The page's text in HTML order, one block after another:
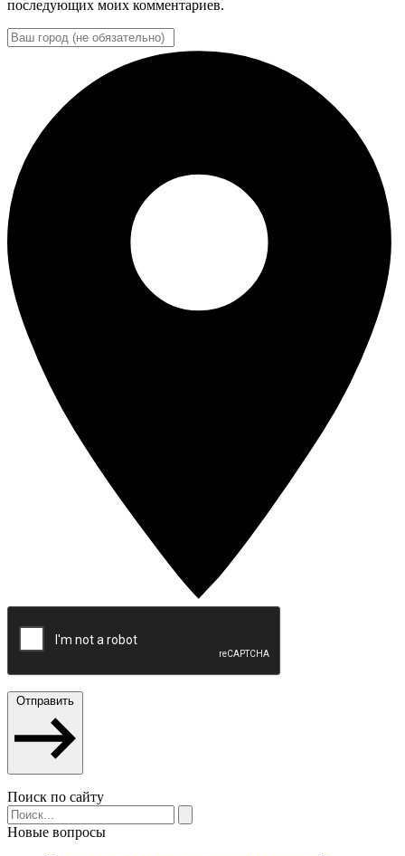
последующих моих комментариев.
Отправить
Поиск по сайту
Новые вопросы